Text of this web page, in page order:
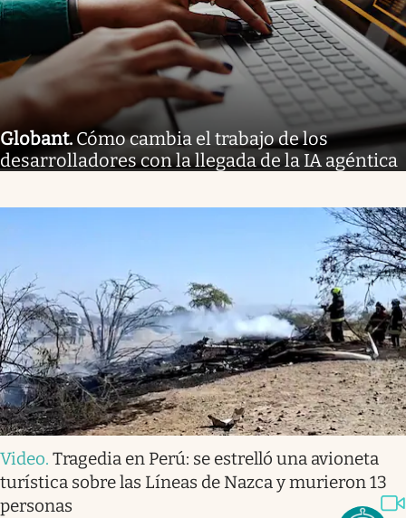
Globant. Cómo cambia el trabajo de los
desarrolladores con la llegada de la IA agéntica
Video. Tragedia en Perú: se estrelló una avioneta
turística sobre las Líneas de Nazca y murieron 13
personas